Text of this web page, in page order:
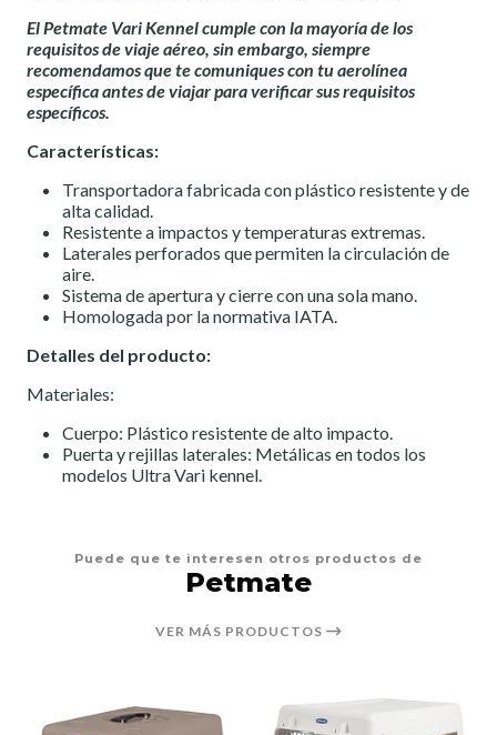
El Petmate Vari Kennel cumple con la mayoría de los
requisitos de viaje aéreo, sin embargo, siempre
recomendamos que te comuniques con tu aerolínea
específica antes de viajar para verificar sus requisitos
específicos.
Características:
Transportadora fabricada con plástico resistente y de
alta calidad.
Resistente a impactos y temperaturas extremas.
Laterales perforados que permiten la circulación de
aire.
Sistema de apertura y cierre con una sola mano.
Homologada por la normativa IATA.
Detalles del producto:
Materiales:
Cuerpo: Plástico resistente de alto impacto.
Puerta y rejillas laterales: Metálicas en todos los
modelos Ultra Vari kennel.
Puede que te interesen otros productos de
Petmate
VER MÁS PRODUCTOS